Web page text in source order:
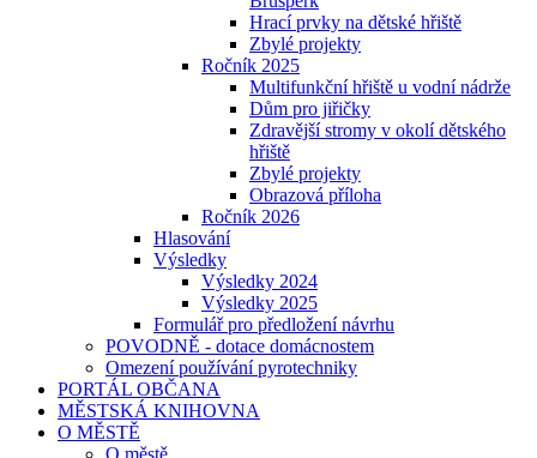
Hrací prvky na dětské hřiště
Zbylé projekty
Ročník 2025
Multifunkční hřiště u vodní nádrže
Dům pro jiřičky
Zdravější stromy v okolí dětského
hřiště
Zbylé projekty
Obrazová příloha
Ročník 2026
Hlasování
Výsledky
Výsledky 2024
Výsledky 2025
Formulář pro předložení návrhu
POVODNĚ - dotace domácnostem
Omezení používání pyrotechniky
PORTÁL OBČANA
MĚSTSKÁ KNIHOVNA
O MĚSTĚ
O městě